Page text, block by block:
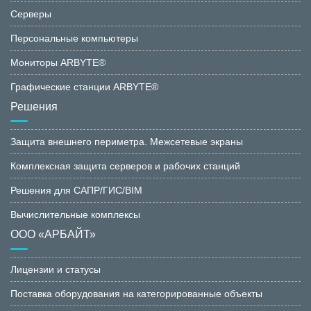
Серверы
Персональные компьютеры
Мониторы ARBYTE®
Графические станции ARBYTE®
Решения
Защита внешнего периметра. Межсетевые экраны
Комплексная защита серверов и рабочих станций
Решения для САПР/ГИС/BIM
Вычислительные комплексы
ООО «АРБАЙТ»
Лицензии и статусы
Поставка оборудования на категорированные объекты